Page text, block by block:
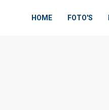
HOME FOTO'S